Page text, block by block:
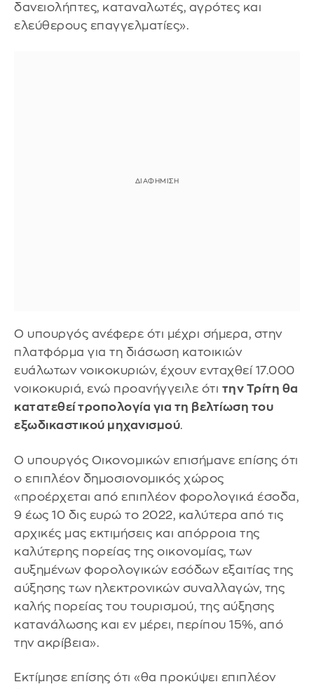
δανειολήπτες, καταναλωτές, αγρότες και
ελεύθερους επαγγελματίες».
Ο υπουργός ανέφερε ότι μέχρι σήμερα, στην
πλατφόρμα για τη διάσωση κατοικιών
ευάλωτων νοικοκυριών, έχουν ενταχθεί 17.000
νοικοκυριά, ενώ προανήγγειλε ότι την Τρίτη θα
κατατεθεί τροπολογία για τη βελτίωση του
εξωδικαστικού μηχανισμού.
Ο υπουργός Οικονομικών επισήμανε επίσης ότι
ο επιπλέον δημοσιονομικός χώρος
«προέρχεται από επιπλέον φορολογικά έσοδα,
9 έως 10 δις ευρώ το 2022, καλύτερα από τις
αρχικές μας εκτιμήσεις και απόρροια της
καλύτερης πορείας της οικονομίας, των
αυξημένων φορολογικών εσόδων εξαιτίας της
αύξησης των ηλεκτρονικών συναλλαγών, της
καλής πορείας του τουρισμού, της αύξησης
κατανάλωσης και εν μέρει, περίπου 15%, από
την ακρίβεια».
Εκτίμησε επίσης ότι «θα προκύψει επιπλέον